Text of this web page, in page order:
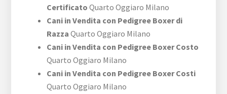
Certificato Quarto Oggiaro Milano
Cani in Vendita con Pedigree Boxer di
Razza Quarto Oggiaro Milano
Cani in Vendita con Pedigree Boxer Costo
Quarto Oggiaro Milano
Cani in Vendita con Pedigree Boxer Costi
Quarto Oggiaro Milano